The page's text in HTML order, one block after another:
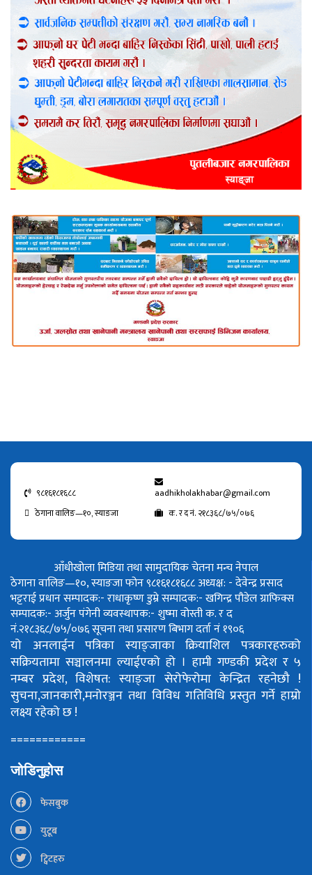
९८१६१८१६८८
aadhikholakhabar@gmail.com
ठेगाना वालिङ—१०, स्याङजा
क. र द नं. २१८३६८/७५/०७६
आँधीखोला मिडिया तथा सामुदायिक चेतना मन्च नेपाल
ठेगाना वालिङ—१०, स्याङजा फोन ९८१६१८१६८८अध्यक्ष: - देवेन्द्र प्रसाद
भट्टराईप्रधान सम्पादक:- राधाकृष्ण डुम्रेसम्पादक:- खगिन्द्र पौडेलग्राफिक्स
सम्पादक:- अर्जुन पंगेनीव्यवस्थापक:- शुष्मा वोस्तीक. र द
नं.२१८३६८/७५/०७६सूचना तथा प्रसारण बिभाग दर्ता नं १९०६
यो अनलाईन पत्रिका स्याङ्जाका क्रियाशिल पत्रकारहरुको
सक्रियतामा सञ्चालनमा ल्याईएको हो । हामी गण्डकी प्रदेश र ५
नम्बर प्रदेश, विशेषत: स्याङ्जा सेरोफेरोमा केन्द्रित रहनेछौ !
सुचना,जानकारी,मनोरञ्जन तथा विविध गतिविधि प्रस्तुत गर्ने हाम्रो
लक्ष्य रहेको छ !
============
जोडिनुहोस
फेसबुक
युटूब
ट्विटहरु